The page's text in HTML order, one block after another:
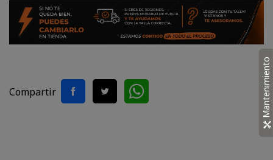
Compartir Mantenimiento